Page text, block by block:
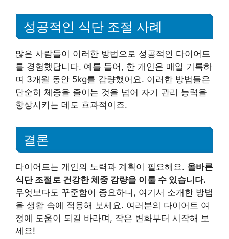
성공적인 식단 조절 사례
많은 사람들이 이러한 방법으로 성공적인 다이어트
를 경험했답니다. 예를 들어, 한 개인은 매일 기록하
며 3개월 동안 5kg를 감량했어요. 이러한 방법들은
단순히 체중을 줄이는 것을 넘어 자기 관리 능력을
향상시키는 데도 효과적이죠.
결론
다이어트는 개인의 노력과 계획이 필요해요. 올바른
식단 조절로 건강한 체중 감량을 이룰 수 있습니다.
무엇보다도 꾸준함이 중요하니, 여기서 소개한 방법
을 생활 속에 적용해 보세요. 여러분의 다이어트 여
정에 도움이 되길 바라며, 작은 변화부터 시작해 보
세요!